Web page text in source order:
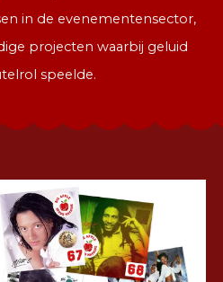
in de evenementensector,
projecten waarbij geluid
speelde.